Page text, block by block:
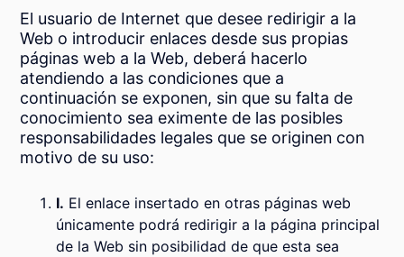
El usuario de Internet que desee redirigir a la
Web o introducir enlaces desde sus propias
páginas web a la Web, deberá hacerlo
atendiendo a las condiciones que a
continuación se exponen, sin que su falta de
conocimiento sea eximente de las posibles
responsabilidades legales que se originen con
motivo de su uso:
I. El enlace insertado en otras páginas web
únicamente podrá redirigir a la página principal
de la Web sin posibilidad de que esta sea